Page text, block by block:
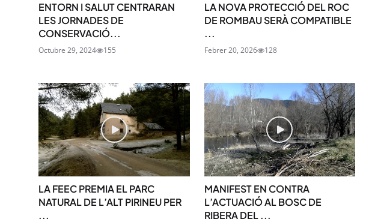
ENTORN I SALUT CENTRARAN
LES JORNADES DE
CONSERVACIÓ...
Octubre 29, 2024 155
LA NOVA PROTECCIÓ DEL ROC
DE ROMBAU SERÀ COMPATIBLE
...
Febrer 20, 2026 128
LA FEEC PREMIA EL PARC
NATURAL DE L’ALT PIRINEU PER
...
MANIFEST EN CONTRA
L’ACTUACIÓ AL BOSC DE
RIBERA DEL ...